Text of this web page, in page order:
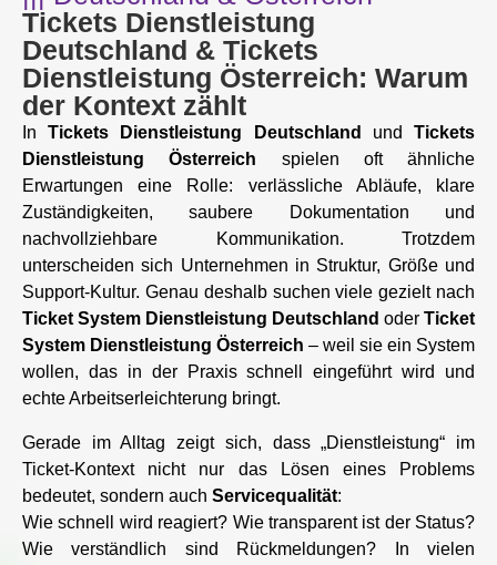
Tickets Dienstleistung
Deutschland & Tickets
Dienstleistung Österreich: Warum
der Kontext zählt
InTickets Dienstleistung Deutschland undTickets
Dienstleistung Österreich spielen oft ähnliche
Erwartungen eine Rolle: verlässliche Abläufe, klare
Zuständigkeiten, saubere Dokumentation und
nachvollziehbare Kommunikation. Trotzdem
unterscheiden sich Unternehmen in Struktur, Größe und
Support-Kultur. Genau deshalb suchen viele gezielt nach
Ticket System Dienstleistung Deutschland oder Ticket
System Dienstleistung Österreich – weil sie ein System
wollen, das in der Praxis schnell eingeführt wird und
echte Arbeitserleichterung bringt.
Gerade im Alltag zeigt sich, dass „Dienstleistung“ im
Ticket-Kontext nicht nur das Lösen eines Problems
bedeutet, sondern auch Servicequalität:
Wie schnell wird reagiert? Wie transparent ist der Status?
Wie verständlich sind Rückmeldungen? In vielen